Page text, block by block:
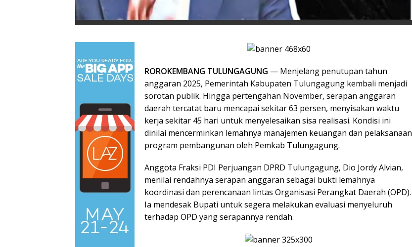
ROROKEMBANG TULUNGAGUNG — Menjelang penutupan tahun
anggaran 2025, Pemerintah Kabupaten Tulungagung kembali menjadi
sorotan publik. Hingga pertengahan November, serapan anggaran
daerah tercatat baru mencapai sekitar 63 persen, menyisakan waktu
kerja sekitar 45 hari untuk menyelesaikan sisa realisasi. Kondisi ini
dinilai mencerminkan lemahnya manajemen keuangan dan pelaksanaan
program pembangunan oleh Pemkab Tulungagung.
Anggota Fraksi PDI Perjuangan DPRD Tulungagung, Dio Jordy Alvian,
menilai rendahnya serapan anggaran sebagai bukti lemahnya
koordinasi dan perencanaan lintas Organisasi Perangkat Daerah (OPD).
Ia mendesak Bupati untuk segera melakukan evaluasi menyeluruh
terhadap OPD yang serapannya rendah.